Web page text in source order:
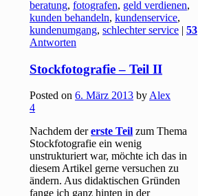
beratung,fotografen, geld verdienen,
kunden behandeln,kundenservice,
kundenumgang,schlechter service |53
Antworten
Stockfotografie – Teil II
Posted on6. März 2013 byAlex
4
Nachdem dererste Teil zum Thema
Stockfotografie ein wenig
unstrukturiert war, möchte ich das in
diesem Artikel gerne versuchen zu
ändern. Aus didaktischen Gründen
fange ich ganz hinten in der